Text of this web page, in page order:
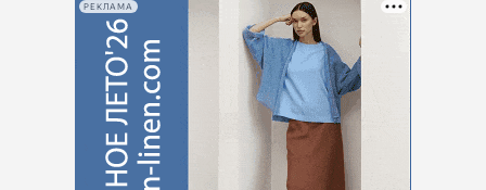
РЕКЛАМА